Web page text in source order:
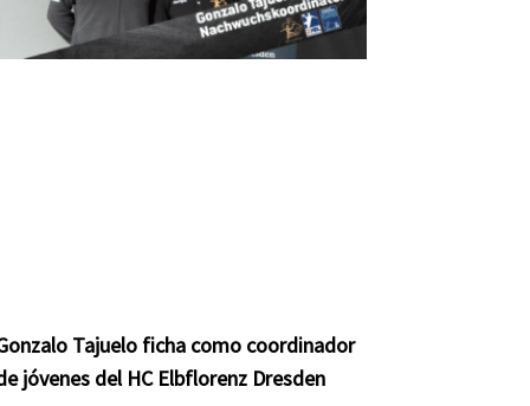
Tajuelo ficha como coordinador
jóvenes del HC Elbflorenz Dresden